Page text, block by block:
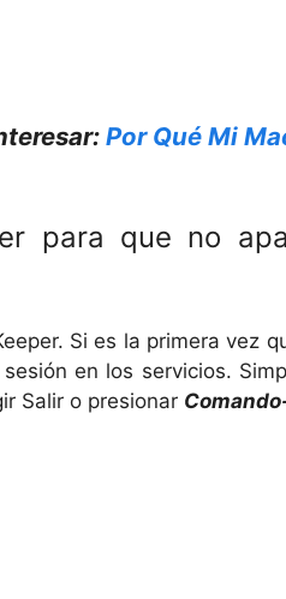
Por Qué Mi
para que no
Si es la primera vez
en los servicios.
Salir o presionar